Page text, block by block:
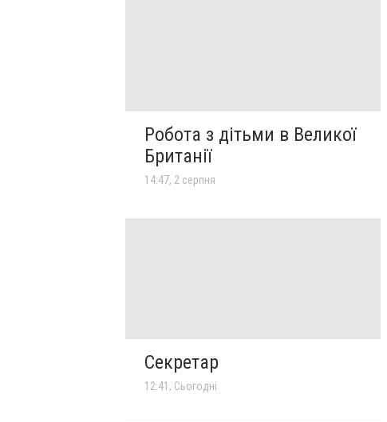
Робота з дітьми в Великої
Британії
14:47, 2 серпня
Секретар
12:41, Сьогодні